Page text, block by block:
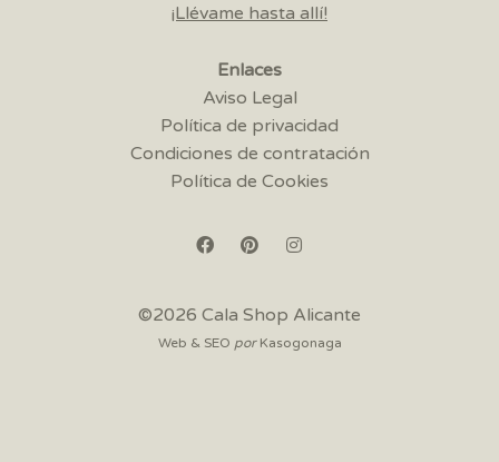
¡Llévame hasta allí!
Enlaces
Aviso Legal
Política de privacidad
Condiciones de contratación
Política de Cookies
©2026 Cala Shop Alicante
Web & SEO por Kasogonaga